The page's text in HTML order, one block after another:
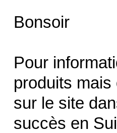
Bonsoir
Pour
produits
sur le site
succès en